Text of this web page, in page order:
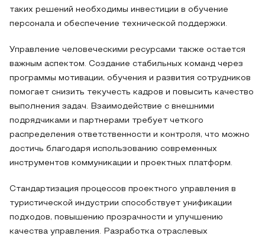
таких решений необходимы инвестиции в обучение
персонала и обеспечение технической поддержки.
Управление человеческими ресурсами также остается
важным аспектом. Создание стабильных команд через
программы мотивации, обучения и развития сотрудников
помогает снизить текучесть кадров и повысить качество
выполнения задач. Взаимодействие с внешними
подрядчиками и партнерами требует четкого
распределения ответственности и контроля, что можно
достичь благодаря использованию современных
инструментов коммуникации и проектных платформ.
Стандартизация процессов проектного управления в
туристической индустрии способствует унификации
подходов, повышению прозрачности и улучшению
качества управления. Разработка отраслевых